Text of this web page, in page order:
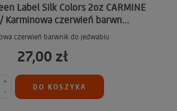
Label Silk Colors 2oz CARMINE
/ Karminowa czerwień barwn...
czerwień barwnik do jedwabiu
27,00 zł
-
+
DO KOSZYKA